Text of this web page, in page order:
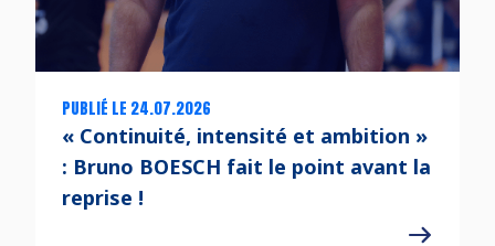
PUBLIÉ LE 24.07.2026
« Continuité, intensité et ambition »
: Bruno BOESCH fait le point avant la
reprise !